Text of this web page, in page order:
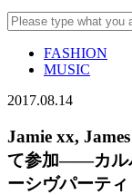
FASHION
MUSIC
2017.08.14
Jamie xx,
て参加——カル
ーシヴパーティ